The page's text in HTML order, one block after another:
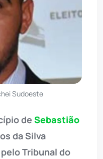
Sudoeste
de Sebastião
da Silva
Tribunal do